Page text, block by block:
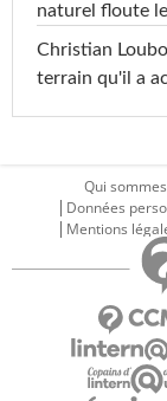
naturel floute
Christian
terrain qu'il a
Qui
Données
Mentions